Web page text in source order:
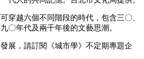
穿越六個不同階段的時代，包含三〇、
〇年代及兩千年後的文藝思潮。
展，請訂閱《城市學》不定期專題企